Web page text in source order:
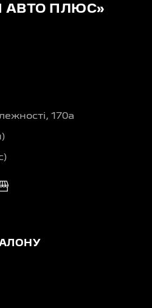
АВТО ПЛЮС»
170а
business